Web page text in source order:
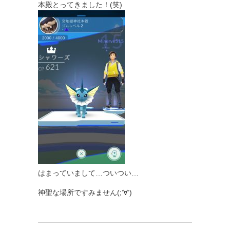
本殿とってきました！(笑)
はまっていまして…ついつい…
神聖な場所ですみません(;’∀’)